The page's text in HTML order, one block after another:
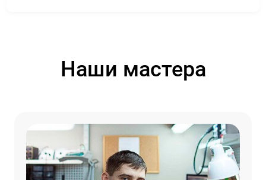
Наши мастера